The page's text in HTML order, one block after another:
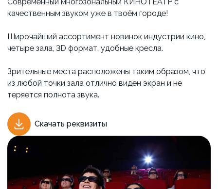
качественным звуком уже в твоём городе!
Широчайший ассортимент новинок индустрии кино,
четыре зала, 3D формат, удобные кресла.
Зрительные места расположены таким образом, что
из любой точки зала отлично виден экран и не
теряется полнота звука.
Скачать реквизиты